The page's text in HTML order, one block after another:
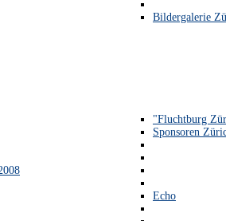
Bildergalerie
"Fluchtburg
Sponsoren
Echo